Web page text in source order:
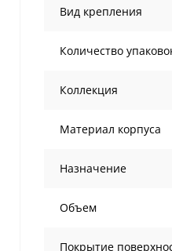
Вид крепления
Количество
Коллекция
Материал корпуса
Назначение
Объем
Покрытие